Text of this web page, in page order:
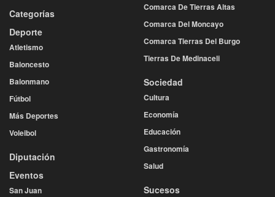
Categorías
Deporte
Atletismo
Baloncesto
Balonmano
Fútbol
Más Deportes
Voleibol
Diputación
Eventos
San Juan
Comarca De Tierras Altas
Comarca Del Moncayo
Comarca Tierras Del Burgo
Tierras De Medinaceli
Sociedad
Cultura
Economía
Educación
Gastronomía
Salud
Sucesos